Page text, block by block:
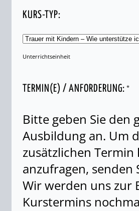
KURS-TYP:
Unterrichtseinheit
TERMIN(E) / ANFORDERUNG: *
Bitte geben Sie den
Ausbildung an. Um
zusätzlichen
anzufragen, senden
Wir werden uns zur
Kurstermins